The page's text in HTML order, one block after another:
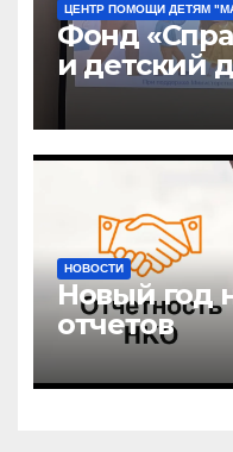
ЦЕНТР ПОМОЩИ ДЕТЯМ
Фонд
и детский
открыли
НОВОСТИ
Новый год
отчетов